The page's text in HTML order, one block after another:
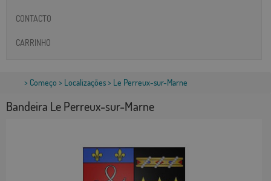
CONTACTO
CARRINHO
> Começo > Localizações> Le Perreux-sur-Marne
Bandeira Le Perreux-sur-Marne